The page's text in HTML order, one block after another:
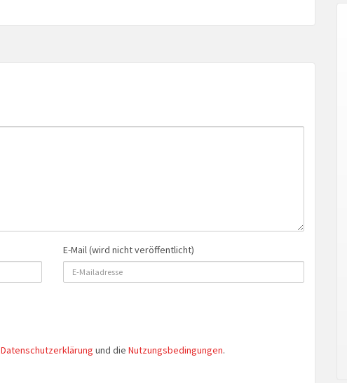
E-Mail (wird nicht veröffentlicht)
Datenschutzerklärung und die Nutzungsbedingungen.